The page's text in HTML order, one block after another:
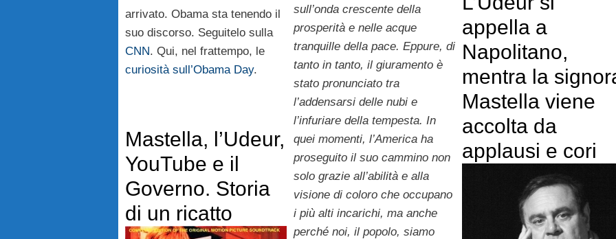
sull’onda crescente della
prosperità e nelle acque
tranquille della pace. Eppure, di
tanto in tanto, il giuramento è
stato pronunciato tra
l’addensarsi delle nubi e
l’infuriare della tempesta. In
quei momenti, l’America ha
proseguito il suo cammino non
solo grazie all’abilità e alla
visione di coloro che occupano
i più alti incarichi, ma anche
perché noi, il popolo, siamo
arrivato. Obama sta tenendo il
suo discorso. Seguitelo sulla
CNN. Qui, nel frattempo, le
curiosità sull’Obama Day.
appella a
Napolitano,
mentra la
Mastella viene
accolta da
applausi e cori
Mastella, l’Udeur,
YouTube e il
Governo. Storia
di un ricatto